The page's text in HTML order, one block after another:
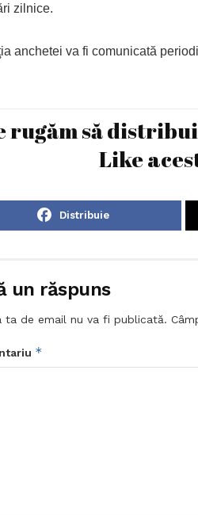
zilnice.
anchetei va fi comunicată
rugăm să
Like
Distribuie
un răspuns
ta de email nu va fi publicată.
*